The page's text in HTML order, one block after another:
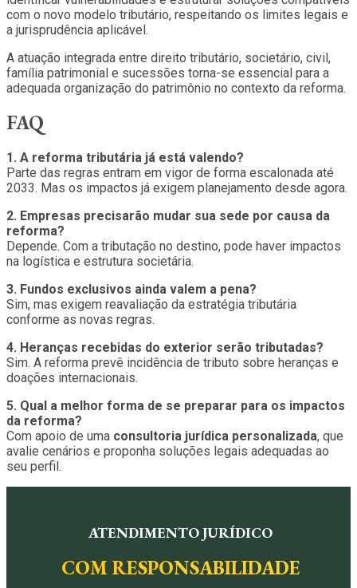
com o novo modelo tributário, respeitando os limites legais e
a jurisprudência aplicável.
A atuação integrada entre direito tributário, societário, civil,
família patrimonial e sucessões torna-se essencial para a
adequada organização do patrimônio no contexto da reforma.
FAQ
1. A reforma tributária já está valendo?
Parte das regras entram em vigor de forma escalonada até
2033. Mas os impactos já exigem planejamento desde agora.
2. Empresas precisarão mudar sua sede por causa da
reforma?
Depende. Com a tributação no destino, pode haver impactos
na logística e estrutura societária.
3. Fundos exclusivos ainda valem a pena?
Sim, mas exigem reavaliação da estratégia tributária
conforme as novas regras.
4. Heranças recebidas do exterior serão tributadas?
Sim. A reforma prevê incidência de tributo sobre heranças e
doações internacionais.
5. Qual a melhor forma de se preparar para os impactos
da reforma?
Com apoio de uma consultoria jurídica personalizada, que
avalie cenários e proponha soluções legais adequadas ao
seu perfil.
ATENDIMENTO JURÍDICO
COM RESPONSABILIDADE